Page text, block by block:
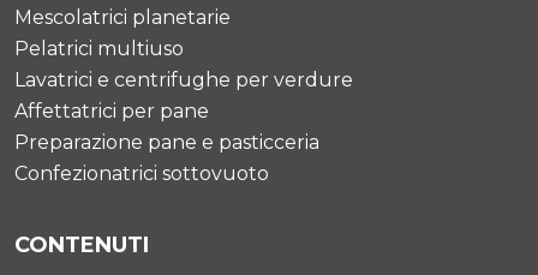
Mescolatrici planetarie
Pelatrici multiuso
Lavatrici e centrifughe per verdure
Affettatrici per pane
Preparazione pane e pasticceria
Confezionatrici sottovuoto
CONTENUTI